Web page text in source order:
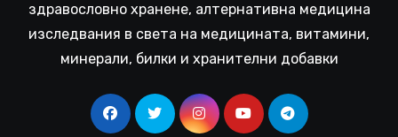
здравословно хранене, алтернативна медицина
изследвания в света на медицината, витамини,
минерали, билки и хранителни добавки